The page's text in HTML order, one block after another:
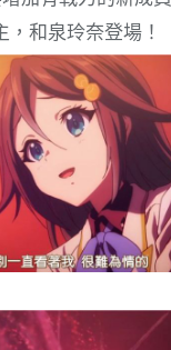
和泉玲奈登場！